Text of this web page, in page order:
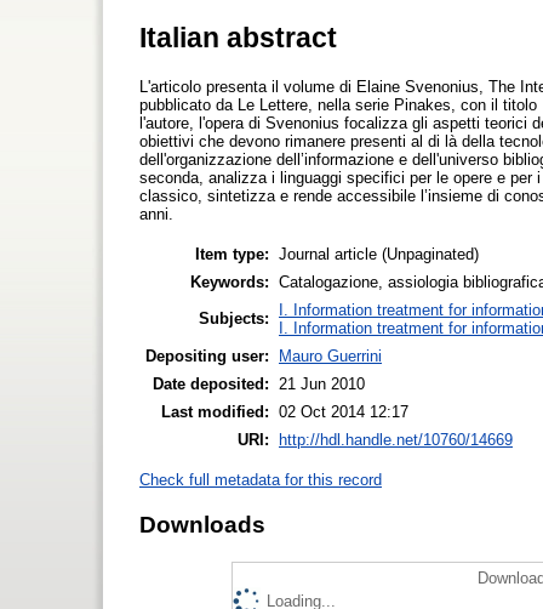
Italian abstract
L'articolo presenta il volume di Elaine Svenonius, The
pubblicato da Le Lettere, nella serie Pinakes, con il titolo
l'autore, l'opera di Svenonius focalizza gli aspetti teorici
obiettivi che devono rimanere presenti al di là della
dell'organizzazione dell’informazione e dell'universo
seconda, analizza i linguaggi specifici per le opere e per
classico, sintetizza e rende accessibile l’insieme di
anni.
Item type: Journal article (Unpaginated)
Keywords: Catalogazione, assiologia
Subjects:
I. Information treatment for
I. Information treatment for
Depositing user:
Mauro Guerrini
Date deposited:
21 Jun 2010
Last modified: 02 Oct 2014 12:17
URI:
http://hdl.handle.net/10760/14669
Check full metadata for this record
Downloads
Loading...